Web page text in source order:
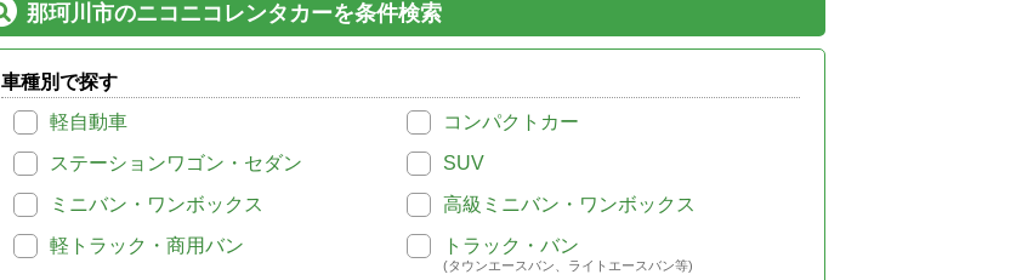
那珂川市のニコニコレンタカーを条件検索
車種別で探す
軽自動車
コンパクトカー
ステーションワゴン・セダン
SUV
ミニバン・ワンボックス
高級ミニバン・ワンボックス
軽トラック・商用バン
トラック・バン
(タウンエースバン、ライトエースバン等)